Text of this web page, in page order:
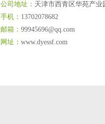
公司地址： 天津市西青区华苑产业
手机： 13702078682
邮箱： 99945696@qq.com
网址： www.dyessf.com